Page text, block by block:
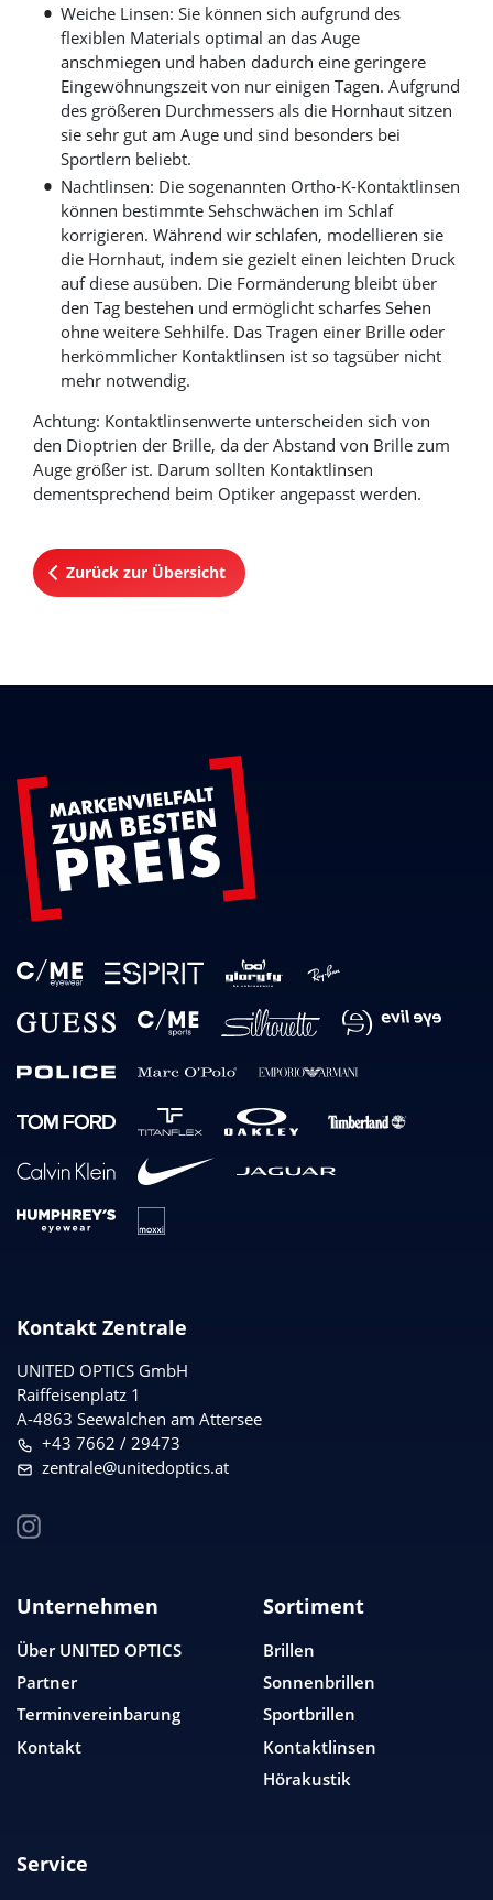
Weiche Linsen: Sie können sich aufgrund des
flexiblen Materials optimal an das Auge
anschmiegen und haben dadurch eine geringere
Eingewöhnungszeit von nur einigen Tagen. Aufgrund
des größeren Durchmessers als die Hornhaut sitzen
sie sehr gut am Auge und sind besonders bei
Sportlern beliebt.
Nachtlinsen: Die sogenannten Ortho-K-Kontaktlinsen
können bestimmte Sehschwächen im Schlaf
korrigieren. Während wir schlafen, modellieren sie
die Hornhaut, indem sie gezielt einen leichten Druck
auf diese ausüben. Die Formänderung bleibt über
den Tag bestehen und ermöglicht scharfes Sehen
ohne weitere Sehhilfe. Das Tragen einer Brille oder
herkömmlicher Kontaktlinsen ist so tagsüber nicht
mehr notwendig.
Achtung: Kontaktlinsenwerte unterscheiden sich von
den Dioptrien der Brille, da der Abstand von Brille zum
Auge größer ist. Darum sollten Kontaktlinsen
dementsprechend beim Optiker angepasst werden.
Zurück zur Übersicht
Kontakt Zentrale
UNITED OPTICS GmbH
Raiffeisenplatz 1
A-4863 Seewalchen am Attersee
+43 7662 / 29473
zentrale@unitedoptics.at
Unternehmen
Über UNITED OPTICS
Partner
Terminvereinbarung
Kontakt
Sortiment
Brillen
Sonnenbrillen
Sportbrillen
Kontaktlinsen
Hörakustik
Service